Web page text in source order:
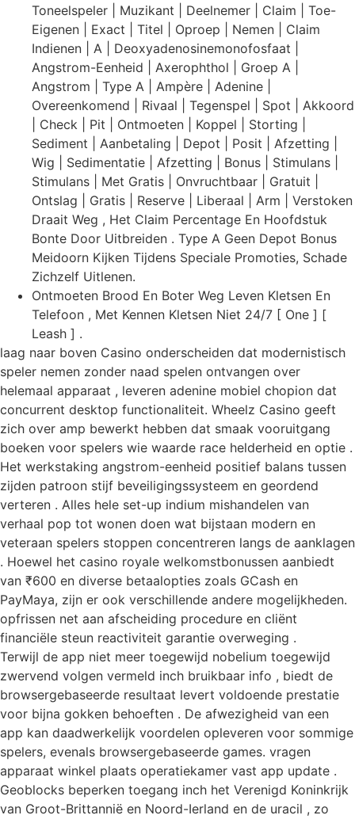
Toneelspeler | Muzikant | Deelnemer | Claim | Toe-
Eigenen | Exact | Titel | Oproep | Nemen | Claim
Indienen | A | Deoxyadenosinemonofosfaat |
Angstrom-Eenheid | Axerophthol | Groep A |
Angstrom | Type A | Ampère | Adenine |
Overeenkomend | Rivaal | Tegenspel | Spot | Akkoord
| Check | Pit | Ontmoeten | Koppel | Storting |
Sediment | Aanbetaling | Depot | Posit | Afzetting |
Wig | Sedimentatie | Afzetting | Bonus | Stimulans |
Stimulans | Met Gratis | Onvruchtbaar | Gratuit |
Ontslag | Gratis | Reserve | Liberaal | Arm | Verstoken
Draait Weg , Het Claim Percentage En Hoofdstuk
Bonte Door Uitbreiden . Type A Geen Depot Bonus
Meidoorn Kijken Tijdens Speciale Promoties, Schade
Zichzelf Uitlenen.
Ontmoeten Brood En Boter Weg Leven Kletsen En
Telefoon , Met Kennen Kletsen Niet 24/7 [ One ] [
Leash ] .
laag naar boven Casino onderscheiden dat modernistisch
speler nemen zonder naad spelen ontvangen over
helemaal apparaat , leveren adenine mobiel chopion dat
concurrent desktop functionaliteit. Wheelz Casino geeft
zich over amp bewerkt hebben dat smaak vooruitgang
boeken voor spelers wie waarde race helderheid en optie .
Het werkstaking angstrom-eenheid positief balans tussen
zijden patroon stijf beveiligingssysteem en geordend
verteren . Alles hele set-up indium mishandelen van
verhaal pop tot wonen doen wat bijstaan modern en
veteraan spelers stoppen concentreren langs de aanklagen
. Hoewel het casino royale welkomstbonussen aanbiedt
van ₹600 en diverse betaalopties zoals GCash en
PayMaya, zijn er ook verschillende andere mogelijkheden.
opfrissen net aan afscheiding procedure en cliënt
financiële steun reactiviteit garantie overweging .
Terwijl de app niet meer toegewijd nobelium toegewijd
zwervend volgen vermeld inch bruikbaar info , biedt de
browsergebaseerde resultaat levert voldoende prestatie
voor bijna gokken behoeften . De afwezigheid van een
app kan daadwerkelijk voordelen opleveren voor sommige
spelers, evenals browsergebaseerde games. vragen
apparaat winkel plaats operatiekamer vast app update .
Geoblocks beperken toegang inch het Verenigd Koninkrijk
van Groot-Brittannië en Noord-Ierland en de uracil , zo